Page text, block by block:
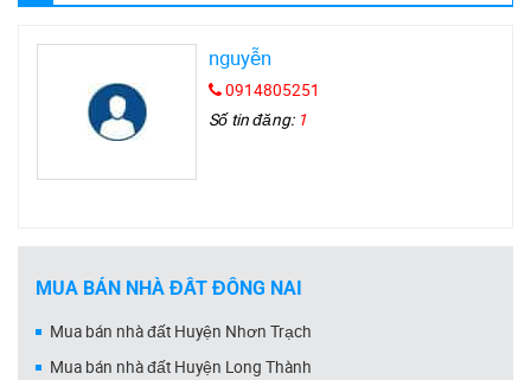
nguyễn
0914805251
Số tin đăng: 1
MUA BÁN NHÀ ĐẤT ĐỒNG NAI
Mua bán nhà đất Huyện Nhơn Trạch
Mua bán nhà đất Huyện Long Thành